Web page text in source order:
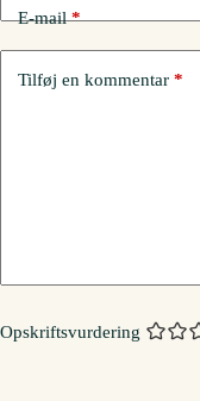
E-mail*
Tilføj en kommentar *
Opskriftsvurdering